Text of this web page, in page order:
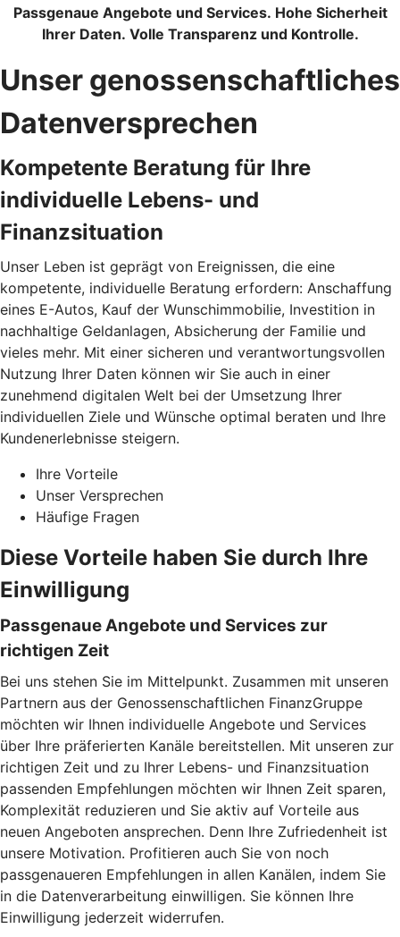
Passgenaue Angebote und Services. Hohe Sicherheit
Ihrer Daten. Volle Transparenz und Kontrolle.
Unser genossenschaftliches
Datenversprechen
Kompetente Beratung für Ihre
individuelle Lebens- und
Finanzsituation
Unser Leben ist geprägt von Ereignissen, die eine
kompetente, individuelle Beratung erfordern: Anschaffung
eines E-Autos, Kauf der Wunschimmobilie, Investition in
nachhaltige Geldanlagen, Absicherung der Familie und
vieles mehr. Mit einer sicheren und verantwortungsvollen
Nutzung Ihrer Daten können wir Sie auch in einer
zunehmend digitalen Welt bei der Umsetzung Ihrer
individuellen Ziele und Wünsche optimal beraten und Ihre
Kundenerlebnisse steigern.
Ihre Vorteile
Unser Versprechen
Häufige Fragen
Diese Vorteile haben Sie durch Ihre
Einwilligung
Passgenaue Angebote und Services zur
richtigen Zeit
Bei uns stehen Sie im Mittelpunkt. Zusammen mit unseren
Partnern aus der Genossenschaftlichen FinanzGruppe
möchten wir Ihnen individuelle Angebote und Services
über Ihre präferierten Kanäle bereitstellen. Mit unseren zur
richtigen Zeit und zu Ihrer Lebens- und Finanzsituation
passenden Empfehlungen möchten wir Ihnen Zeit sparen,
Komplexität reduzieren und Sie aktiv auf Vorteile aus
neuen Angeboten ansprechen. Denn Ihre Zufriedenheit ist
unsere Motivation. Profitieren auch Sie von noch
passgenaueren Empfehlungen in allen Kanälen, indem Sie
in die Datenverarbeitung einwilligen. Sie können Ihre
Einwilligung jederzeit widerrufen.